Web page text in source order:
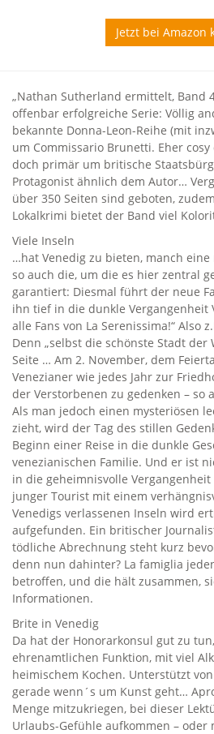
Jetzt bei Amazon
„Nathan Sutherland ermittelt, Band
offenbar erfolgreiche Serie: Völlig
bekannte Donna-Leon-Reihe (mit
um Commissario Brunetti. Eher
doch primär um britische
Protagonist ähnlich dem Autor…
über 350 Seiten sind geboten,
Lokalkrimi bietet der Band viel
Viele Inseln
…hat Venedig zu bieten, manch
so auch die, um die es hier zentral
garantiert: Diesmal führt der neue
ihn tief in die dunkle Vergangenheit
alle Fans von La Serenissima!“ Also
Denn „selbst die schönste Stadt der
Seite … Am 2. November, dem
Venezianer wie jedes Jahr zur
der Verstorbenen zu gedenken – so
Als man jedoch einen mysteriösen
zieht, wird der Tag des stillen
Beginn einer Reise in die dunkle
venezianischen Familie. Und er ist
in die geheimnisvolle
junger Tourist mit einem
Venedigs verlassenen Inseln wird
aufgefunden. Ein britischer
tödliche Abrechnung steht kurz
denn nun dahinter? La famiglia
betroffen, und die hält zusammen,
Informationen.
Brite in Venedig
Da hat der Honorarkonsul gut zu
ehrenamtlichen Funktion, mit viel
heimischem Kochen. Unterstützt
gerade wenn´s um Kunst geht…
Menge mitzukriegen, bei dieser
Urlaubs-Gefühle aufkommen – oder